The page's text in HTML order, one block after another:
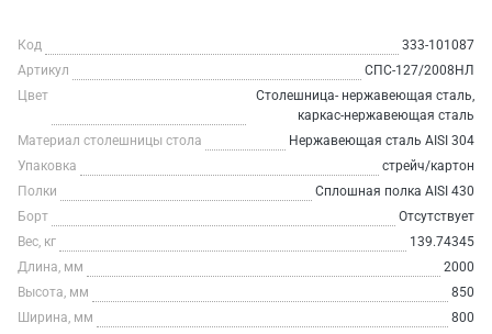
Код
333-101087
Артикул
СПС-127/2008НЛ
Цвет
Столешница- нержавеющая сталь,
каркас-нержавеющая сталь
Материал столешницы стола
Нержавеющая сталь AISI 304
Упаковка
стрейч/картон
Полки
Сплошная полка AISI 430
Борт
Отсутствует
Вес, кг
139.74345
Длина, мм
2000
Высота, мм
850
Ширина, мм
800